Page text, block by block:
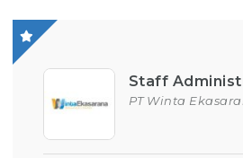
Staff
PT Winta